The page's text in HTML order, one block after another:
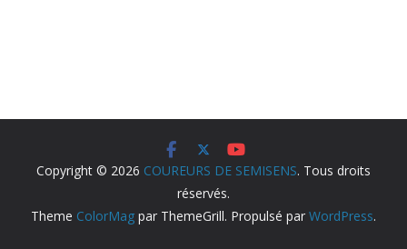
Copyright © 2026 COUREURS DE SEMISENS. Tous droits
réservés.
Theme ColorMag par ThemeGrill. Propulsé par WordPress.